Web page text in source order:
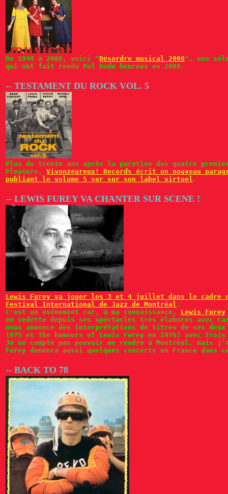
De 1949 à 2008, voici "Désordre musical 2008", une
qui ont fait rendu Pol Dodu heureux en 2008.
-- TESTAMENT DU ROCK VOL. 5
Plus de trente ans après la parution des quatre
Pleasure, Vivonzeureux! Records écrit un nouveau
publiant le volume 5 sur sur son label virtuel .
-- LEWIS FUREY VA CHANTER SUR SCENE !
Lewis Furey va jouer les 3 et 4 juillet dans le cadre
Festival International de Jazz de Montréal .
C'est un événement car, à ma connaissance, Lewis Furey
en vedette depuis ses spectacles très élaborés avec
nous annonce des interprétations de titres de ses deux
1975 et The humours of Lewis Furey en 1976) avec
Je ne compte pas pouvoir me rendre à Montréal, mais
Furey donnera aussi quelques concerts en France
-- BACK TO 78